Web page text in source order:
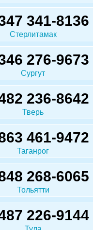
341-8136
Стерлитамак
276-9673
Сургут
236-8642
Тверь
461-9472
Таганрог
268-6065
Тольятти
226-9144